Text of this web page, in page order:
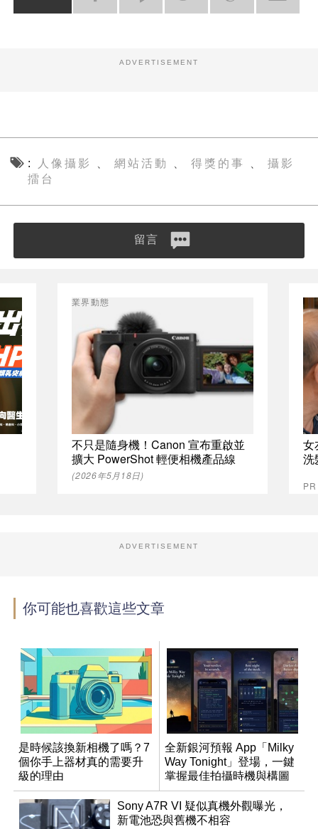
ADVERTISEMENT
人像攝影 、 網站活動 、 得獎的事 、 攝影
擂台
留言
不只是隨身機！Canon 宣布重啟並
擴大 PowerShot 輕便相機產品線
業界動態
(2026年5月18日)
女
洗
ADVERTISEMENT
你可能也喜歡這些文章
是時候該換新相機了嗎？7
個你手上器材真的需要升
級的理由
全新銀河預報 App「Milky
Way Tonight」登場，一鍵
掌握最佳拍攝時機與構圖
Sony A7R VI 疑似真機外觀曝光，
新電池恐與舊機不相容